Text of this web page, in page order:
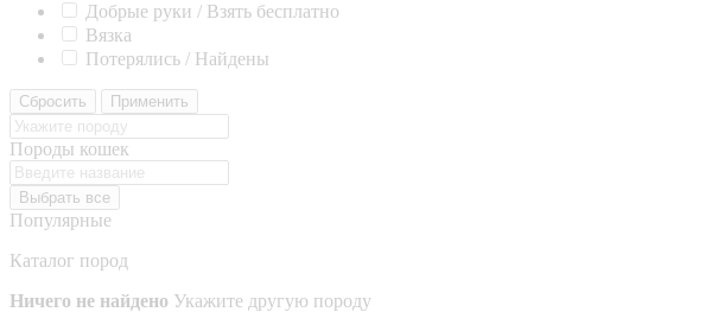
Добрые руки / Взять бесплатно
Вязка
Потерялись / Найдены
Сбросить Применить
Породы кошек
Выбрать все
Популярные
Каталог пород
Ничего не найдено Укажите другую породу